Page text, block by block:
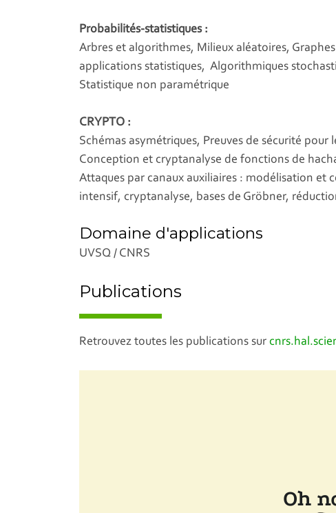
Probabilités-statistiques :
Arbres et algorithmes, Milieux aléatoires,
applications statistiques, Algorithmiques
Statistique non paramétrique
CRYPTO :
Schémas asymétriques, Preuves de sécurité
Conception et cryptanalyse de fonctions de
Attaques par canaux auxiliaires : modélisation et
intensif, cryptanalyse, bases de Gröbner,
Domaine d'applications
UVSQ / CNRS
Publications
Retrouvez toutes les publications sur